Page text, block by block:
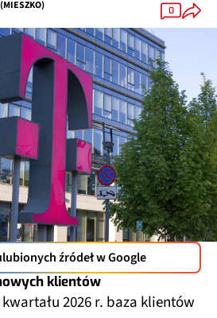
0
źródeł w Google
klientów
2026 r. baza klientów